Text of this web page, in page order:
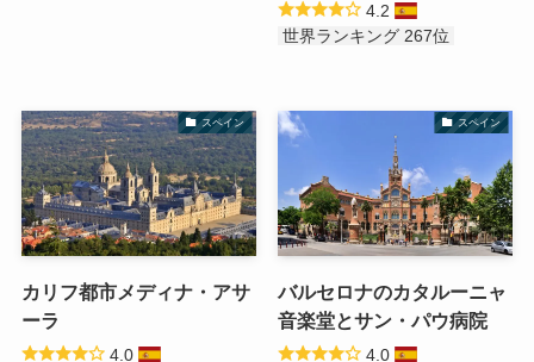
4.2
世界ランキング 267位
スペイン
カリフ都市メディナ・アサ
ーラ
4.0
スペイン
バルセロナのカタルーニャ
音楽堂とサン・パウ病院
4.0